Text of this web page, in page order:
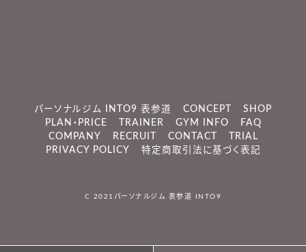
パーソナルジム INTO9 表参道 CONCEPT
SHOP
PLAN・PRICE
TRAINER GYM INFO
FAQ
COMPANY
RECRUIT CONTACT
TRIAL
PRIVACY POLICY
特定商取引法に基づく表記
C 2021 パーソナルジム 表参道 INTO9